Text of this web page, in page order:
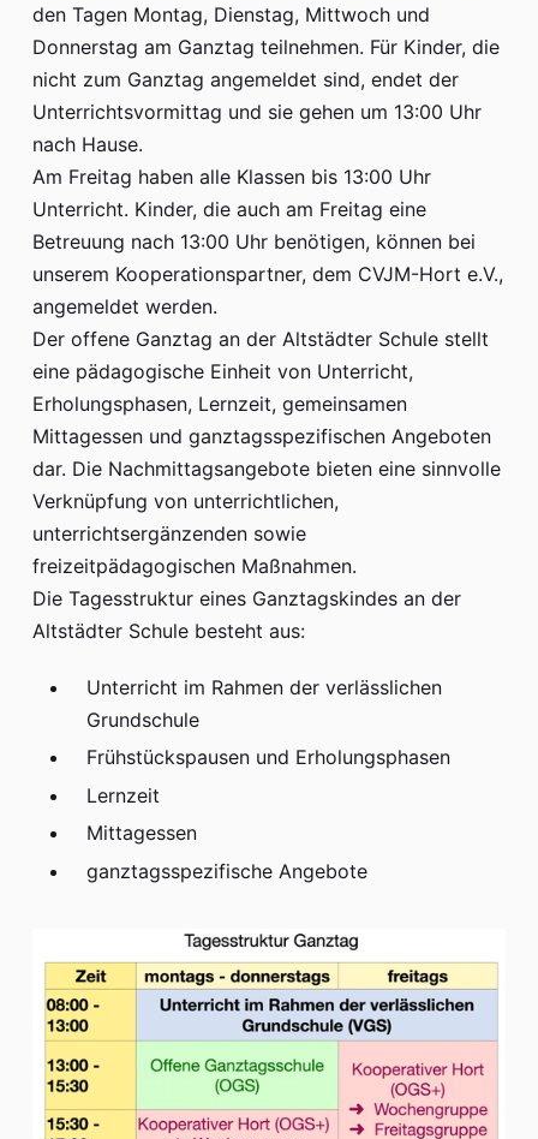
den Tagen Montag, Dienstag, Mittwoch und
Donnerstag am Ganztag teilnehmen. Für Kinder, die
nicht zum Ganztag angemeldet sind, endet der
Unterrichtsvormittag und sie gehen um 13:00 Uhr
nach Hause.
Am Freitag haben alle Klassen bis 13:00 Uhr
Unterricht. Kinder, die auch am Freitag eine
Betreuung nach 13:00 Uhr benötigen, können bei
unserem Kooperationspartner, dem CVJM-Hort e.V.,
angemeldet werden.
Der offene Ganztag an der Altstädter Schule stellt
eine pädagogische Einheit von Unterricht,
Erholungsphasen, Lernzeit, gemeinsamen
Mittagessen und ganztagsspezifischen Angeboten
dar. Die Nachmittagsangebote bieten eine sinnvolle
Verknüpfung von unterrichtlichen,
unterrichtsergänzenden sowie
freizeitpädagogischen Maßnahmen.
Die Tagesstruktur eines Ganztagskindes an der
Altstädter Schule besteht aus:
Unterricht im Rahmen der verlässlichen
Grundschule
Frühstückspausen und Erholungsphasen
Lernzeit
Mittagessen
ganztagsspezifische Angebote